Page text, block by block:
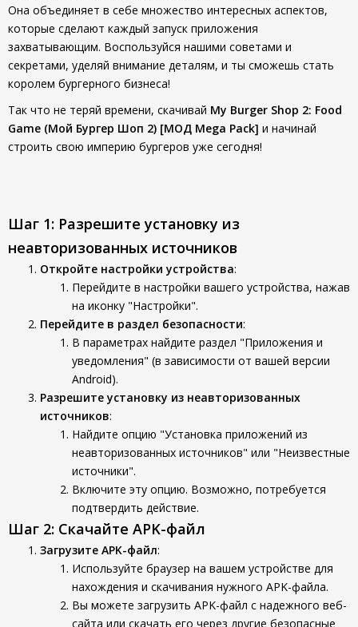
Она объединяет в себе множество интересных аспектов,
которые сделают каждый запуск приложения
захватывающим. Воспользуйся нашими советами и
секретами, уделяй внимание деталям, и ты сможешь стать
королем бургерного бизнеса!
Так что не теряй времени, скачивай My Burger Shop 2: Food
Game (Мой Бургер Шоп 2) [МОД Mega Pack] и начинай
строить свою империю бургеров уже сегодня!
Шаг 1: Разрешите установку из
неавторизованных источников
Откройте настройки устройства:
Перейдите в настройки вашего устройства, нажав
на иконку "Настройки".
Перейдите в раздел безопасности:
В параметрах найдите раздел "Приложения и
уведомления" (в зависимости от вашей версии
Android).
Разрешите установку из неавторизованных
источников:
Найдите опцию "Установка приложений из
неавторизованных источников" или "Неизвестные
источники".
Включите эту опцию. Возможно, потребуется
подтвердить действие.
Шаг 2: Скачайте APK-файл
Загрузите APK-файл:
Используйте браузер на вашем устройстве для
нахождения и скачивания нужного APK-файла.
Вы можете загрузить APK-файл с надежного веб-
сайта или скачать его через другие безопасные